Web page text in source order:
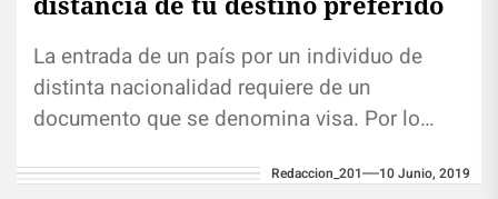
La entrada de un país por un individuo de
distinta nacionalidad requiere de un
documento que se denomina visa. Por lo
Redaccion_201 10 Junio, 2019